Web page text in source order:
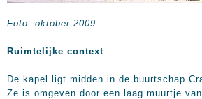
Foto: oktober 2009
Ruimtelijke context
De kapel ligt midden in de buurtschap
Ze is omgeven door een laag muurtje